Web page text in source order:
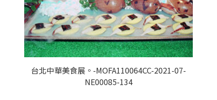
台北中華美食展。-MOFA110064CC-2021-07-
NE00085-134